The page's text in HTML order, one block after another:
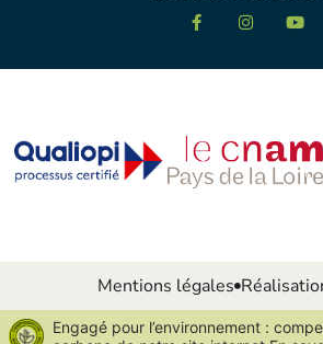
Mentions légales
Engagé pour l’environnement :